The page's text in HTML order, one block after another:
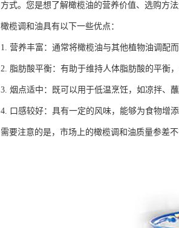
方式。您是想了解橄榄油的营养价值、选购方法
橄榄调和油具有以下一些优点：
1. 营养丰富：通常将橄榄油与其他植物油调配
2. 脂肪酸平衡：有助于维持人体脂肪酸的平衡，
3. 烟点适中：既可以用于低温烹饪，如凉拌、
4. 口感较好：具有一定的风味，能够为食物增添
需要注意的是，市场上的橄榄调和油质量参差